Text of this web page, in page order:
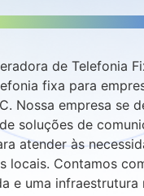
de Telefonia
fixa para
Nossa empresa se
soluções de
atender às
locais. Contamos
e uma infraestrutura